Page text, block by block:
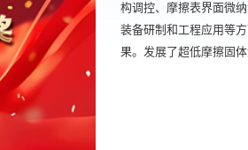
构调控、摩擦表界面微
装备研制和工程应用等
果。发展了超低摩擦固